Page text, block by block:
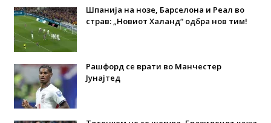
Шпанија на нозе, Барселона и Реал во
страв: „Новиот Халанд“ одбра нов тим!
Рашфорд се врати во Манчестер
Јунајтед